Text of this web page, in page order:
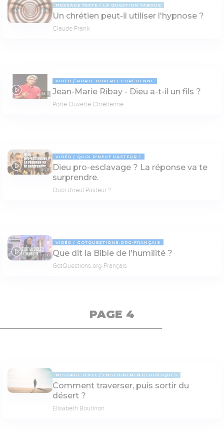
MESSAGE TEXTE LA QUESTION TABOUE
Un chrétien peut-il utiliser l'hypnose ?
Claude Frank
53:17
VIDÉO PORTE OUVERTE CHRÉTIENNE
Jean-Marie Ribay - Dieu a-t-il un fils ?
Porte Ouverte Chrétienne
30:13
VIDÉO QUOI D'NEUF PASTEUR ?
Dieu pro-esclavage ? La réponse va te
surprendre.
Quoi d'neuf Pasteur ?
03:10
VIDÉO GOTQUESTIONS.ORG-FRANÇAIS
Que dit la Bible de l'humilité ?
GotQuestions.org-Français
PAGE 4
MESSAGE TEXTE ENSEIGNEMENTS BIBLIQUES
Comment traverser, puis sortir du
désert ?
Elisabeth Boutinon